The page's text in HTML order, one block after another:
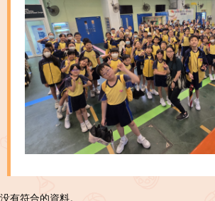
没有符合的資料。